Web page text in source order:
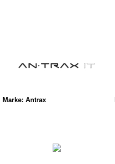
Marke: Antrax